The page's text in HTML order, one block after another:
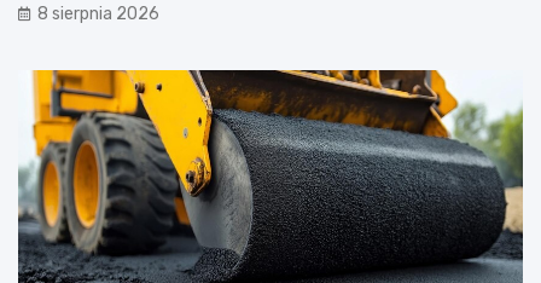
8 sierpnia 2026